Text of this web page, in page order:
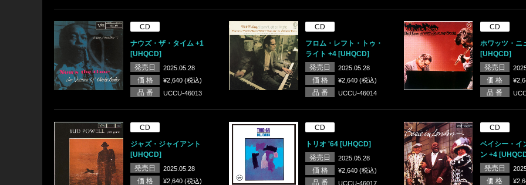
CD
ナウズ・ザ・タイム +1
[UHQCD]
発売日
2025.05.28
価 格 ¥2,640 (税込)
品 番 UCCU-46013
CD
フロム・レフト・トゥ・
ライト +4 [UHQCD]
発売日
2025.05.28
価 格 ¥2,640 (税込)
品 番 UCCU-46014
CD
ホワッツ・ニ
[UHQCD]
発売日
価 格
品 番
CD
ジャズ・ジャイアント
[UHQCD]
発売日
2025.05.28
価 格 ¥2,640 (税込)
CD
トリオ '64 [UHQCD]
発売日
2025.05.28
価 格 ¥2,640 (税込)
品 番 UCCU-46017
CD
ベイシー・イ
ン +4
発売日
価 格